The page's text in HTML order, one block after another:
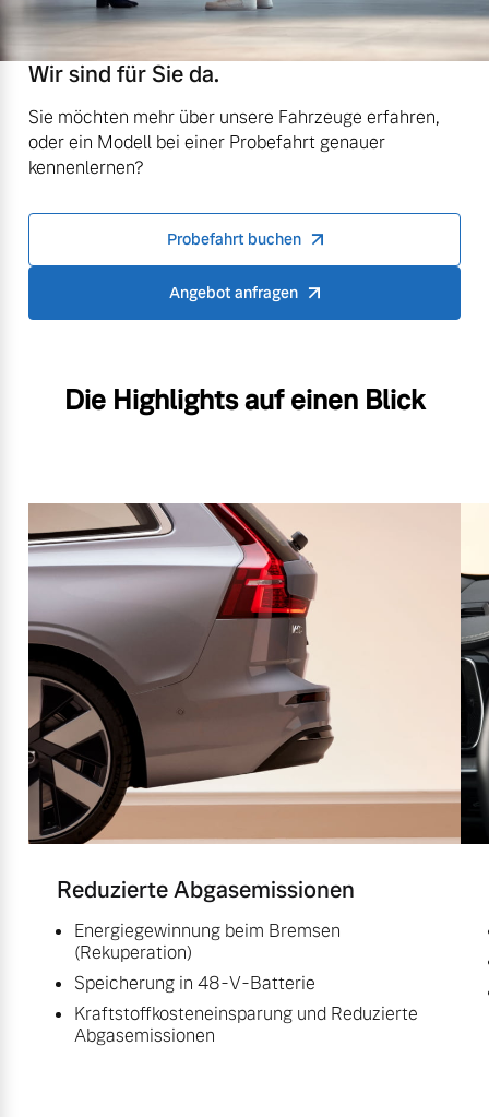
Wir sind für Sie da.
Sie möchten mehr über unsere Fahrzeuge erfahren,
oder ein Modell bei einer Probefahrt genauer
kennenlernen?
Probefahrt buchen
Angebot anfragen
Die Highlights auf einen Blick
Reduzierte Abgasemissionen
Energiegewinnung beim Bremsen
(Rekuperation)
Speicherung in 48-V-Batterie
Kraftstoffkosteneinsparung und Reduzierte
Abgasemissionen